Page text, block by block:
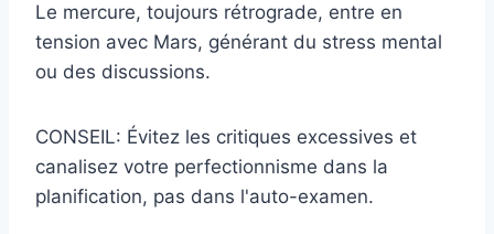
Le mercure, toujours rétrograde, entre en
tension avec Mars, générant du stress mental
ou des discussions.
CONSEIL: Évitez les critiques excessives et
canalisez votre perfectionnisme dans la
planification, pas dans l'auto-examen.